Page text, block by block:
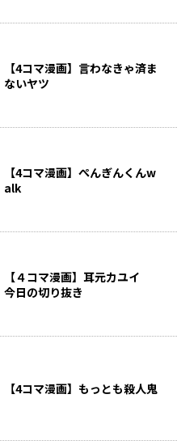
【4コマ漫画】言わなきゃ済ま
ないヤツ
【4コマ漫画】ぺんぎんくんw
alk
【４コマ漫画】耳元カユイ
今日の切り抜き
【4コマ漫画】もっとも殺人鬼